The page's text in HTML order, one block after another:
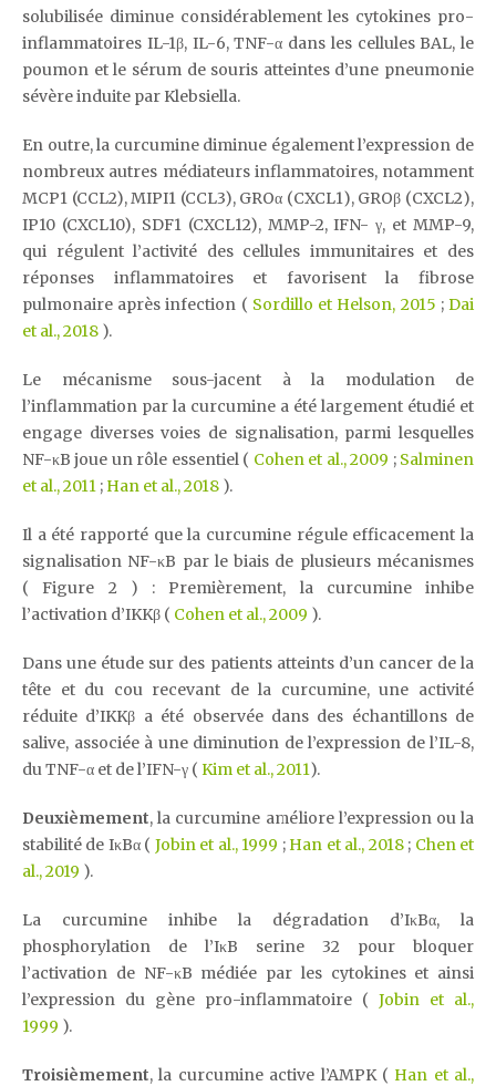
solubilisée diminue considérablement les cytokines pro-
inflammatoires IL-1β, IL-6, TNF-α dans les cellules BAL, le
poumon et le sérum de souris atteintes d’une pneumonie
sévère induite par Klebsiella.
En outre, la curcumine diminue également l’expression de
nombreux autres médiateurs inflammatoires, notamment
MCP1 (CCL2), MIPI1 (CCL3), GROα (CXCL1), GROβ (CXCL2),
IP10 (CXCL10), SDF1 (CXCL12), MMP-2, IFN- γ, et MMP-9,
qui régulent l’activité des cellules immunitaires et des
réponses inflammatoires et favorisent la fibrose
pulmonaire après infection ( Sordillo et Helson, 2015 ;Dai
et al., 2018 ).
Le mécanisme sous-jacent à la modulation de
l’inflammation par la curcumine a été largement étudié et
engage diverses voies de signalisation, parmi lesquelles
NF-κB joue un rôle essentiel ( Cohen et al., 2009 ; Salminen
et al., 2011 ; Han et al., 2018 ).
Il a été rapporté que la curcumine régule efficacement la
signalisation NF-κB par le biais de plusieurs mécanismes
( Figure 2 ) : Premièrement, la curcumine inhibe
l’activation d’IKKβ ( Cohen et al., 2009 ).
Dans une étude sur des patients atteints d’un cancer de la
tête et du cou recevant de la curcumine, une activité
réduite d’IKKβ a été observée dans des échantillons de
salive, associée à une diminution de l’expression de l’IL-8,
du TNF-α et de l’IFN-γ ( Kim et al., 2011).
Deuxièmement, la curcumine améliore l’expression ou la
stabilité de IκBα ( Jobin et al., 1999 ; Han et al., 2018; Chen et
al., 2019 ).
La curcumine inhibe la dégradation d’IκBα, la
phosphorylation de l’IκB serine 32 pour bloquer
l’activation de NF-κB médiée par les cytokines et ainsi
l’expression du gène pro-inflammatoire ( Jobin et al.,
1999 ).
Troisièmement, la curcumine active l’AMPK ( Han et al.,